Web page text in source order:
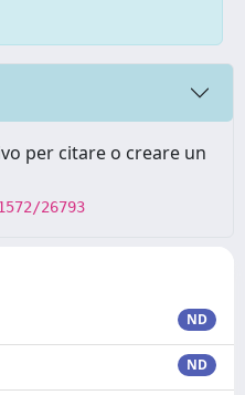
per citare o creare un
26793
ND
ND